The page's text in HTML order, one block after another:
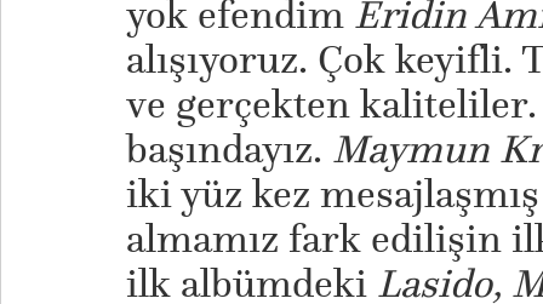
yok efendim Eridin
alışıyoruz. Çok keyifli.
ve gerçekten
başındayız. Maymun
iki yüz kez
almamız fark edilişin
ilk albümdeki Lasido,